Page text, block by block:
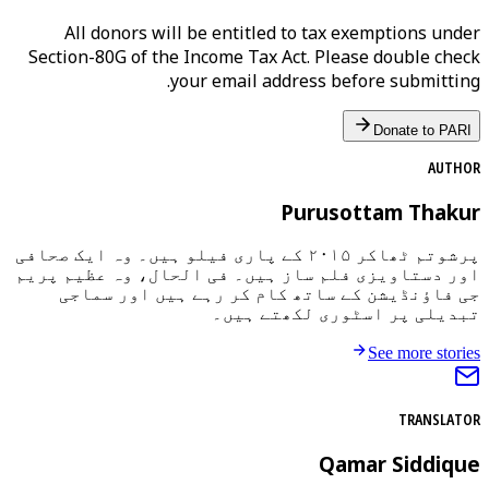
All donors will be entitled to tax exemptions under
Section-80G of the Income Tax Act. Please double check
your email address before submitting.
Donate to PARI
AUTHOR
Purusottam Thakur
پرشوتم ٹھاکر ۲۰۱۵ کے پاری فیلو ہیں۔ وہ ایک صحافی
اور دستاویزی فلم ساز ہیں۔ فی الحال، وہ عظیم پریم
جی فاؤنڈیشن کے ساتھ کام کر رہے ہیں اور سماجی
تبدیلی پر اسٹوری لکھتے ہیں۔
See more stories
TRANSLATOR
Qamar Siddique